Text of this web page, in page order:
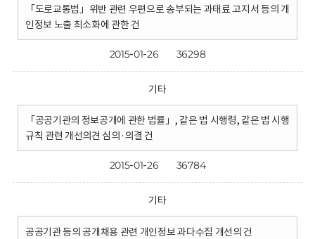
「도로교통법」위반 관련 우편으로 송부되는 과태료 고지서 등의 개
인정보 노출 최소화에 관한 건
2015-01-26 36298
기타
「공공기관의 정보공개에 관한 법률」, 같은 법 시행령, 같은 법 시행
규칙 관련 개선의견 심의·의결 건
2015-01-26 36784
기타
공공기관 등의 공개채용 관련 개인정보 과다수집 개선의 건